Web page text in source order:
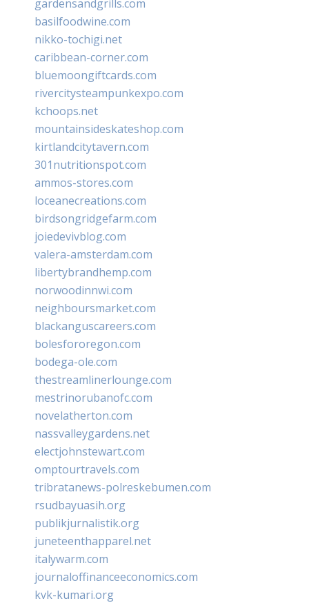
gardensandgrills.com
basilfoodwine.com
nikko-tochigi.net
caribbean-corner.com
bluemoongiftcards.com
rivercitysteampunkexpo.com
kchoops.net
mountainsideskateshop.com
kirtlandcitytavern.com
301nutritionspot.com
ammos-stores.com
loceanecreations.com
birdsongridgefarm.com
joiedevivblog.com
valera-amsterdam.com
libertybrandhemp.com
norwoodinnwi.com
neighboursmarket.com
blackanguscareers.com
bolesfororegon.com
bodega-ole.com
thestreamlinerlounge.com
mestrinorubanofc.com
novelatherton.com
nassvalleygardens.net
electjohnstewart.com
omptourtravels.com
tribratanews-polreskebumen.com
rsudbayuasih.org
publikjurnalistik.org
juneteenthapparel.net
italywarm.com
journaloffinanceeconomics.com
kvk-kumari.org